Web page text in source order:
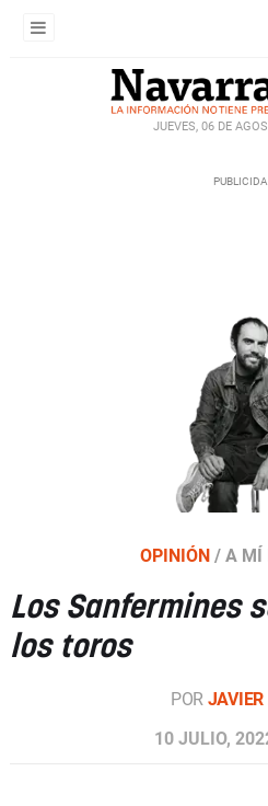
JUEVES, 06 DE
OPINIÓN / A MÍ
Los Sanfermines
los toros
POR
10 JULIO,